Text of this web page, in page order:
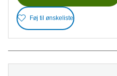
Føj til ønskeliste